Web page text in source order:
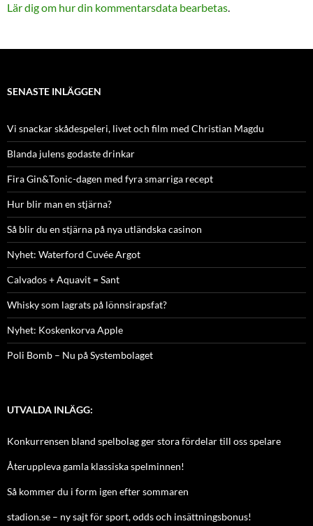
Lär dig om hur din kommentarsdata bearbetas.
SENASTE INLÄGGEN
Vi snackar skådespeleri, livet och film med Christian Magdu
Blanda julens godaste drinkar
Fira Gin&Tonic-dagen med fyra smarriga recept
Hur blir man en stjärna?
Så blir du en stjärna på nya utländska casinon
Nyhet: Waterford Cuvée Argot
Calvados + Aquavit = Sant
Whisky som lagrats på lönnsirapsfat?
Nyhet: Koskenkorva Apple
Poli Bomb – Nu på Systembolaget
UTVALDA INLÄGG:
Konkurrensen bland spelbolag ger stora fördelar till oss spelare
Återuppleva gamla klassiska spelminnen!
Så kommer du i form igen efter sommaren
stadion.se – ny sajt för sport, odds och insättningsbonus!